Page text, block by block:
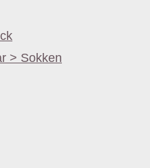
> Sokken